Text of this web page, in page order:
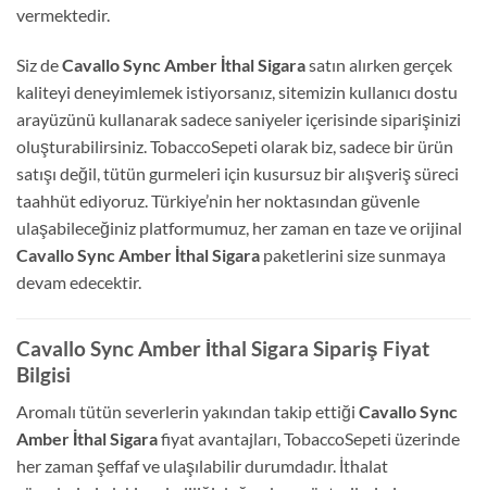
vermektedir.
Siz deCavallo Sync Amber İthal Sigarasatın alırken gerçek
kaliteyi deneyimlemek istiyorsanız, sitemizin kullanıcı dostu
arayüzünü kullanarak sadece saniyeler içerisinde siparişinizi
oluşturabilirsiniz. TobaccoSepeti olarak biz, sadece bir ürün
satışı değil, tütün gurmeleri için kusursuz bir alışveriş süreci
taahhüt ediyoruz. Türkiye’nin her noktasından güvenle
ulaşabileceğiniz platformumuz, her zaman en taze ve orijinal
Cavallo Sync Amber İthal Sigara paketlerini size sunmaya
devam edecektir.
Cavallo Sync Amber İthal Sigara Sipariş Fiyat
Bilgisi
Aromalı tütün severlerin yakından takip ettiği Cavallo Sync
Amber İthal Sigarafiyat avantajları, TobaccoSepeti üzerinde
her zaman şeffaf ve ulaşılabilir durumdadır. İthalat